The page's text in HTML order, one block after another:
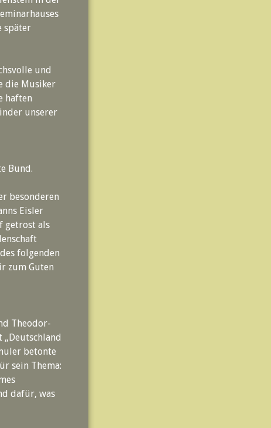
später
und
die Musiker
haften
unserer
Bund.
besonderen
Eisler
getrost als
folgenden
zum Guten
Theodor-
betonte
sein Thema:
dafür, was